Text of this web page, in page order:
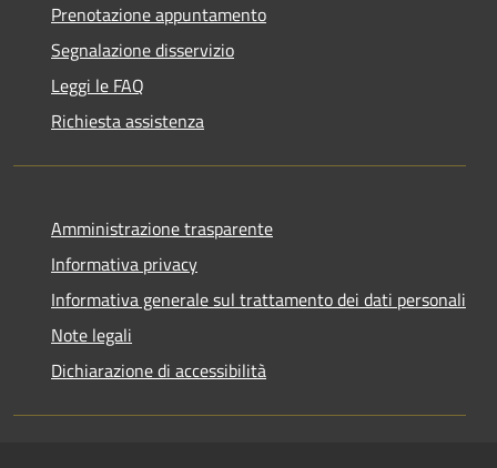
Prenotazione appuntamento
Segnalazione disservizio
Leggi le FAQ
Richiesta assistenza
Amministrazione trasparente
Informativa privacy
Informativa generale sul trattamento dei dati personali
Note legali
Dichiarazione di accessibilità